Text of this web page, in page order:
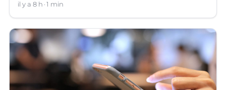
hors service à Nîmes (Gard).
il y a 8 h 1 min